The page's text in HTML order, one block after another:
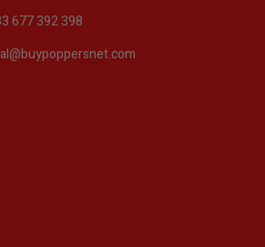
677 392 398